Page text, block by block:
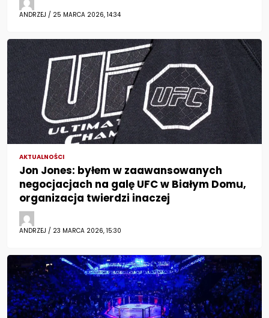
ANDRZEJ / 25 MARCA 2026, 14:34
AKTUALNOŚCI
Jon Jones: byłem w zaawansowanych
negocjacjach na galę UFC w Białym Domu,
organizacja twierdzi inaczej
ANDRZEJ / 23 MARCA 2026, 15:30